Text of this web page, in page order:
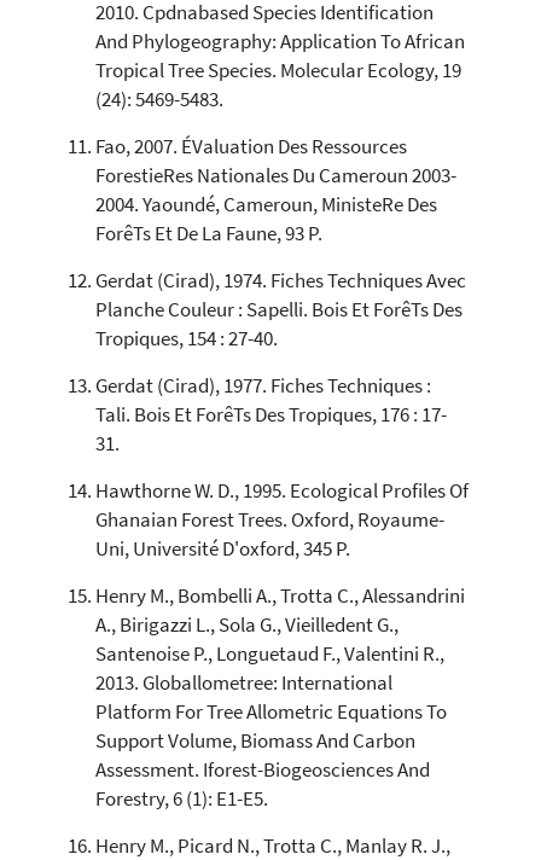
2010. Cpdnabased Species Identification
And Phylogeography: Application To African
Tropical Tree Species. Molecular Ecology, 19
(24): 5469-5483.
Fao, 2007. ÉValuation Des Ressources
ForestieRes Nationales Du Cameroun 2003-
2004. Yaoundé, Cameroun, MinisteRe Des
ForêTs Et De La Faune, 93 P.
Gerdat (Cirad), 1974. Fiches Techniques Avec
Planche Couleur : Sapelli. Bois Et ForêTs Des
Tropiques, 154 : 27-40.
Gerdat (Cirad), 1977. Fiches Techniques :
Tali. Bois Et ForêTs Des Tropiques, 176 : 17-
31.
Hawthorne W. D., 1995. Ecological Profiles Of
Ghanaian Forest Trees. Oxford, Royaume-
Uni, Université D'oxford, 345 P.
Henry M., Bombelli A., Trotta C., Alessandrini
A., Birigazzi L., Sola G., Vieilledent G.,
Santenoise P., Longuetaud F., Valentini R.,
2013. Globallometree: International
Platform For Tree Allometric Equations To
Support Volume, Biomass And Carbon
Assessment. Iforest-Biogeosciences And
Forestry, 6 (1): E1-E5.
Henry M., Picard N., Trotta C., Manlay R. J.,